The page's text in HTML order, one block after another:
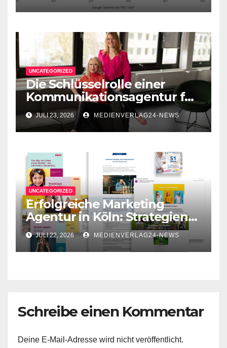
UNCATEGORIZED
Die Schlüsselrolle einer
Kommunikationsagentur für
erfolgreiche
Unternehmenskommunikati
on
JULI 23, 2026 MEDIENVERLAG24-NEWS
UNCATEGORIZED
Erfolgreiche Marketing
Agentur in Köln: Strategien
für Ihr Unternehmen
JULI 22, 2026 MEDIENVERLAG24-NEWS
Schreibe einen Kommentar
Deine E-Mail-Adresse wird nicht veröffentlicht.